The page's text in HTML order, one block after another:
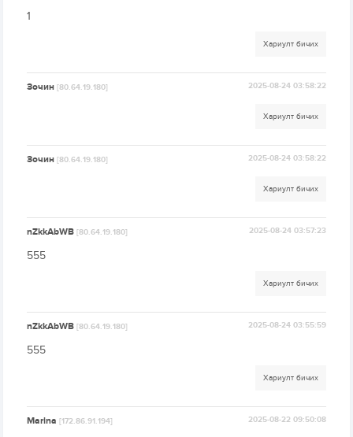
1
Хариулт бичих
Зочин[80.64.19.180] 2025-08-24 03:58:22
Хариулт бичих
Зочин[80.64.19.180] 2025-08-24 03:58:22
Хариулт бичих
nZkkAbWB[80.64.19.180] 2025-08-24 03:57:23
555
Хариулт бичих
nZkkAbWB[80.64.19.180] 2025-08-24 03:55:59
555
Хариулт бичих
Marina[172.86.91.194] 2025-08-22 09:50:08